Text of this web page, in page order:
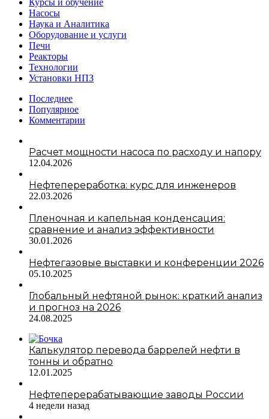
Курсы и обучение
Насосы
Наука и Аналитика
Оборудование и услуги
Печи
Реакторы
Технологии
Установки НПЗ
Последнее
Популярное
Комментарии
Расчет мощности насоса по расходу и напору
12.04.2026
Нефтепереработка: курс для инженеров
22.03.2026
Пленочная и капельная конденсация:
сравнение и анализ эффективности
30.01.2026
Нефтегазовые выставки и конференции 2026
05.10.2025
Глобальный нефтяной рынок: краткий анализ
и прогноз на 2026
24.08.2025
Калькулятор перевода баррелей нефти в
тонны и обратно
12.01.2025
Нефтеперерабатывающие заводы России
4 недели назад